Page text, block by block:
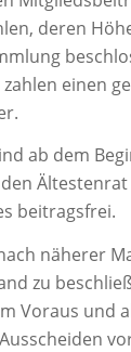
deren
einen
ab dem
beitragsfrei.
näherer
zu
Voraus und